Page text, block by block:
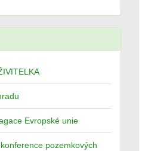
Evropské unie
pozemkových